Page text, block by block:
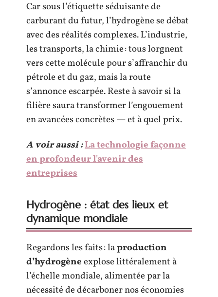
Car sous l’étiquette séduisante de
carburant du futur, l’hydrogène se débat
avec des réalités complexes. L’industrie,
les transports, la chimie : tous lorgnent
vers cette molécule pour s’affranchir du
pétrole et du gaz, mais la route
s’annonce escarpée. Reste à savoir si la
filière saura transformer l’engouement
en avancées concrètes — et à quel prix.
A voir aussi :La technologie façonne
en profondeur l'avenir des
entreprises
Hydrogène : état des lieux et
dynamique mondiale
Regardons les faits : laproduction
d’hydrogèneexplose littéralement à
l’échelle mondiale, alimentée par la
nécessité de décarboner nos économies